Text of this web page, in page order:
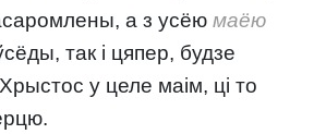
а з усёю маёю
так і цяпер, будзе
у целе маім, ці то